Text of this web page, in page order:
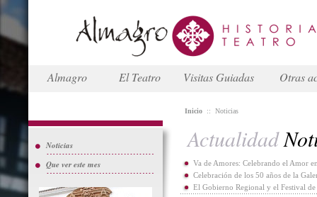
Almagro El Teatro Visitas Guiadas Otras
Noticias
Que ver este mes
Inicio :: Noticias
Actualidad
Va de Amores: Celebrando el Amor
Celebración de los 50 años de la
El Gobierno Regional y el Festival